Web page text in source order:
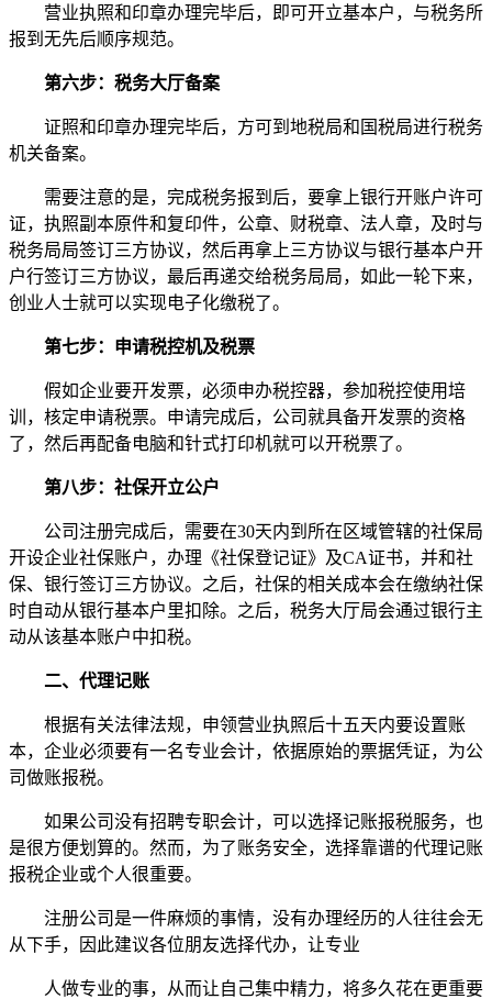
营业执照和印章办理完毕后，即可开立基本户，与税务所
报到无先后顺序规范。
第六步：税务大厅备案
证照和印章办理完毕后，方可到地税局和国税局进行税务
机关备案。
需要注意的是，完成税务报到后，要拿上银行开账户许可
证，执照副本原件和复印件，公章、财税章、法人章，及时与
税务局局签订三方协议，然后再拿上三方协议与银行基本户开
户行签订三方协议，最后再递交给税务局局，如此一轮下来，
创业人士就可以实现电子化缴税了。
第七步：申请税控机及税票
假如企业要开发票，必须申办税控器，参加税控使用培
训，核定申请税票。申请完成后，公司就具备开发票的资格
了，然后再配备电脑和针式打印机就可以开税票了。
第八步：社保开立公户
公司注册完成后，需要在30天内到所在区域管辖的社保局
开设企业社保账户，办理《社保登记证》及CA证书，并和社
保、银行签订三方协议。之后，社保的相关成本会在缴纳社保
时自动从银行基本户里扣除。之后，税务大厅局会通过银行主
动从该基本账户中扣税。
二、代理记账
根据有关法律法规，申领营业执照后十五天内要设置账
本，企业必须要有一名专业会计，依据原始的票据凭证，为公
司做账报税。
如果公司没有招聘专职会计，可以选择记账报税服务，也
是很方便划算的。然而，为了账务安全，选择靠谱的代理记账
报税企业或个人很重要。
注册公司是一件麻烦的事情，没有办理经历的人往往会无
从下手，因此建议各位朋友选择代办，让专业
人做专业的事，从而让自己集中精力，将多久花在更重要